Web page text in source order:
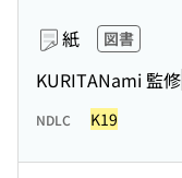
紙 図書
KURITANami 監修
NDLC K19